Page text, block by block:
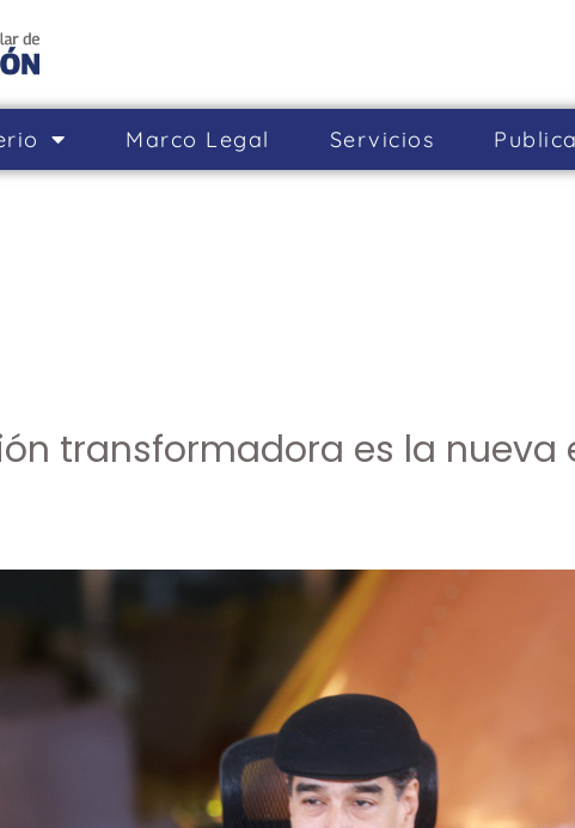
Marco Legal Servicios
transformadora es la nueva